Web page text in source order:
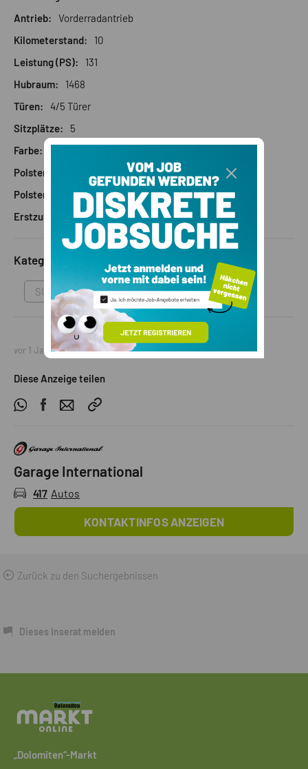
Antrieb:
Vorderradantrieb
Kilometerstand:
10
Leistung (PS):
131
Hubraum:
1468
Türen:
4/5 Türer
Sitzplätze:
5
Farbe:
Polstermaterial:
Leder/Stoff
Polsterfarbe: Schwarz
Erstzulassung: 07/2023
Kategorie
SUV
vor 1 Jahr
Diese Anzeige teilen
Garage International
417 Autos
KONTAKTINFOS ANZEIGEN
Zurück zu den Suchergebnissen
Dieses Inserat melden
„Dolomiten“-Markt